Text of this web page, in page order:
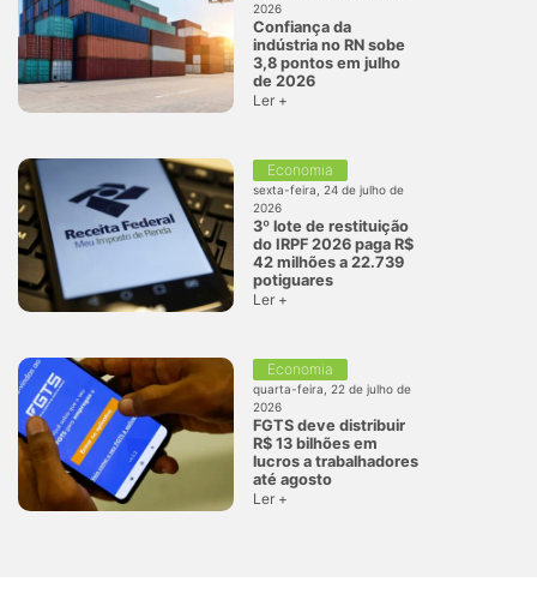
2026
Confiança da
indústria no RN sobe
3,8 pontos em julho
de 2026
Ler +
Economia
sexta-feira, 24 de julho de
2026
3º lote de restituição
do IRPF 2026 paga R$
42 milhões a 22.739
potiguares
Ler +
Economia
quarta-feira, 22 de julho de
2026
FGTS deve distribuir
R$ 13 bilhões em
lucros a trabalhadores
até agosto
Ler +